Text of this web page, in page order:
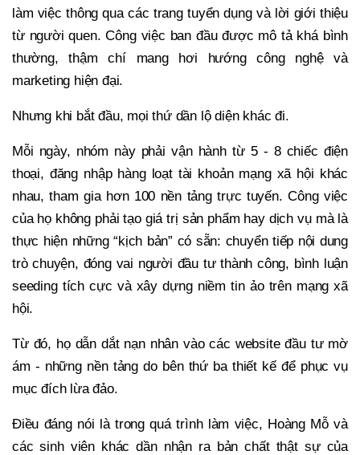
làm việc thông qua các trang tuyển dụng và lời giới thiệu
từ người quen. Công việc ban đầu được mô tả khá bình
thường, thậm chí mang hơi hướng công nghệ và
marketing hiện đại.
Nhưng khi bắt đầu, mọi thứ dần lộ diện khác đi.
Mỗi ngày, nhóm này phải vận hành từ 5 - 8 chiếc điện
thoại, đăng nhập hàng loạt tài khoản mạng xã hội khác
nhau, tham gia hơn 100 nền tảng trực tuyến. Công việc
của họ không phải tạo giá trị sản phẩm hay dịch vụ mà là
thực hiện những “kịch bản” có sẵn: chuyển tiếp nội dung
trò chuyện, đóng vai người đầu tư thành công, bình luận
seeding tích cực và xây dựng niềm tin ảo trên mạng xã
hội.
Từ đó, họ dẫn dắt nạn nhân vào các website đầu tư mờ
ám - những nền tảng do bên thứ ba thiết kế để phục vụ
mục đích lừa đảo.
Điều đáng nói là trong quá trình làm việc, Hoàng Mỗ và
các sinh viên khác dần nhận ra bản chất thật sự của